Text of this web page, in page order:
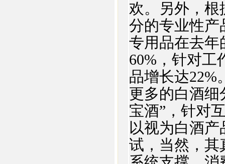
欢。另外，
分的专业性产
专用品在去年
60%，针对工
品增长达22%
更多的白酒细
宝酒”，针对
以视为白酒
试，当然，其